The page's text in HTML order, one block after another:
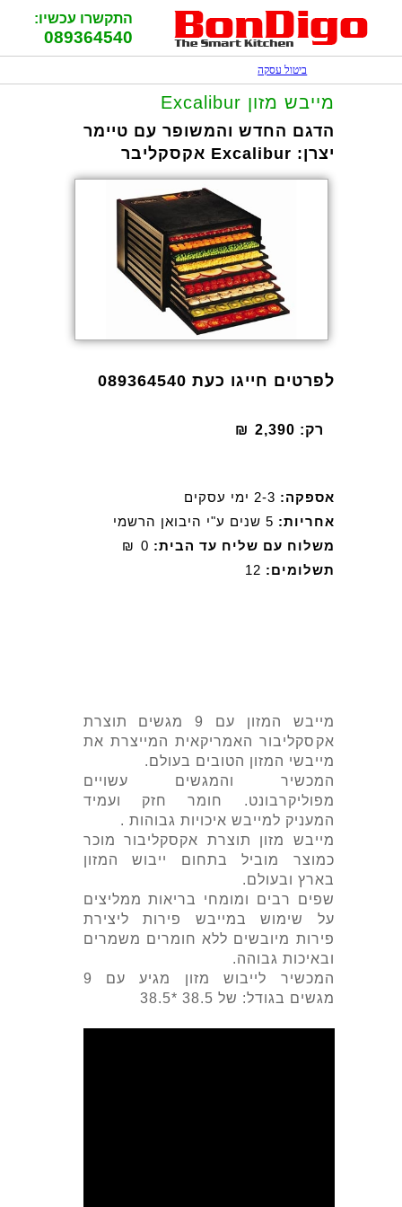
התקשרו עכשיו:
089364540
ביטול עסקה
מייבש מזון Excalibur
יצרן: Excalibur אקסקליבר
הדגם החדש והמשופר עם טיימר
לפרטים חייגו כעת 089364540
אספקה: 2-3 ימי עסקים
אחריות: 5 שנים ע"י היבואן הרשמי
משלוח עם שליח עד הבית: 0
₪
תשלומים: 12
מייבש המזון עם 9 מגשים תוצרת
אקסקליבור האמריקאית המייצרת את
מייבשי המזון הטובים בעולם.
המכשיר והמגשים עשויים
מפוליקרבונט. חומר חזק ועמיד
המעניק למייבש איכויות גבוהות .
מייבש מזון תוצרת אקסקליבור מוכר
כמוצר מוביל בתחום ייבוש המזון
בארץ ובעולם.
שפים רבים ומומחי בריאות ממליצים
על שימוש במייבש פירות ליצירת
פירות מיובשים ללא חומרים משמרים
ובאיכות גבוהה.
המכשיר לייבוש מזון מגיע עם 9
מגשים בגודל: של 38.5 *38.5
רק: 2,390
₪